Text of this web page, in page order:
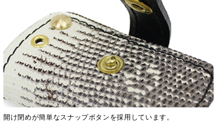
開け閉めが簡単なスナップボタンを採用しています。